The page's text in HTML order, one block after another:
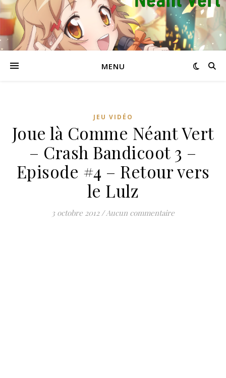
MENU
JEU VIDÉO
Joue là Comme Néant Vert
– Crash Bandicoot 3 –
Episode #4 – Retour vers
le Lulz
3 octobre 2012 /Aucun commentaire